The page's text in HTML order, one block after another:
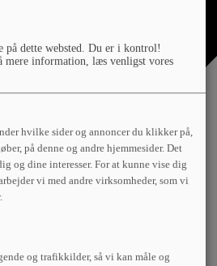
på dette websted. Du er i kontrol!
mere information, læs venligst vores
hvilke sider og annoncer du klikker på,
på denne og andre hjemmesider. Det
og dine interesser. For at kunne vise dig
vi med andre virksomheder, som vi
og trafikkilder, så vi kan måle og